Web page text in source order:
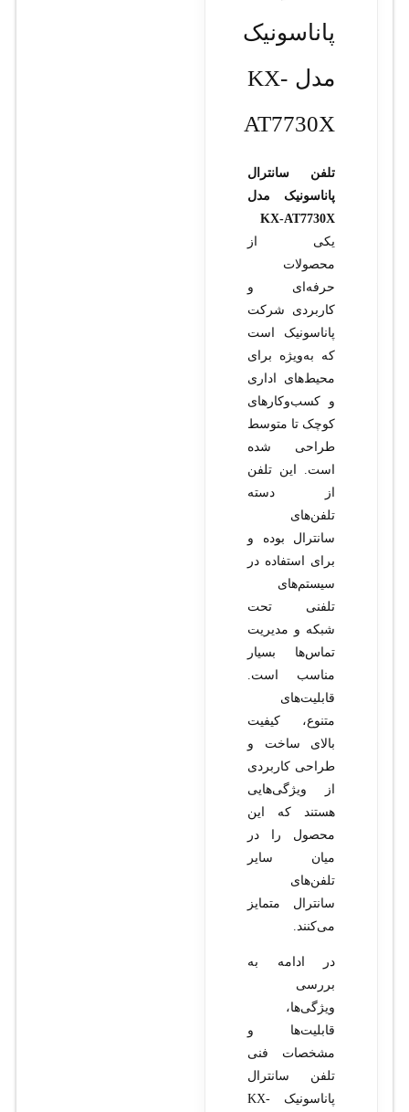
پاناسونیک
مدل KX-
AT7730X
تلفن سانترال
پاناسونیک مدل
KX-AT7730X
یکی از
محصولات
حرفه‌ای و
کاربردی شرکت
پاناسونیک است
که به‌ویژه برای
محیط‌های اداری
و کسب‌وکارهای
کوچک تا متوسط
طراحی شده
است. این تلفن
از دسته
تلفن‌های
سانترال بوده و
برای استفاده در
سیستم‌های
تلفنی تحت
شبکه و مدیریت
تماس‌ها بسیار
مناسب است.
قابلیت‌های
متنوع، کیفیت
بالای ساخت و
طراحی کاربردی
از ویژگی‌هایی
هستند که این
محصول را در
میان سایر
تلفن‌های
سانترال متمایز
می‌کنند.
در ادامه به
بررسی
ویژگی‌ها،
قابلیت‌ها و
مشخصات فنی
تلفن سانترال
پاناسونیک KX-